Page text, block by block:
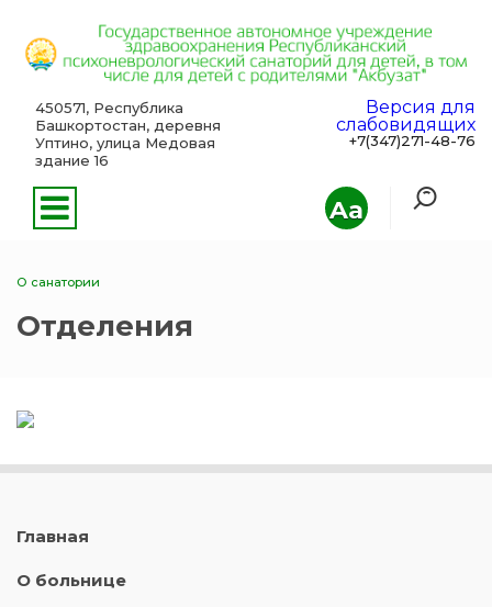
Aa
450571, Республика
Башкортостан, деревня
Уптино, улица Медовая
здание 16
Версия для
слабовидящих
+7(347)271-48-76
О санатории
Отделения
Главная
О больнице